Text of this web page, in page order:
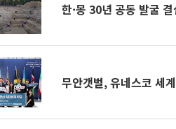
한·몽 30년 공동 발굴
무안갯벌, 유네스코 세